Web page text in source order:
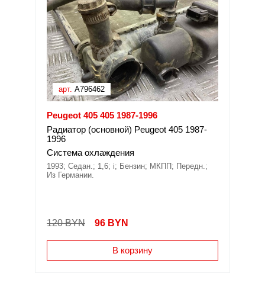
арт. A796462
Peugeot 405 405 1987-1996
Радиатор (основной) Peugeot 405 1987-
1996
Система охлаждения
1993; Седан.; 1,6; i; Бензин; МКПП; Передн.;
Из Германии.
120 BYN 96 BYN
В корзину